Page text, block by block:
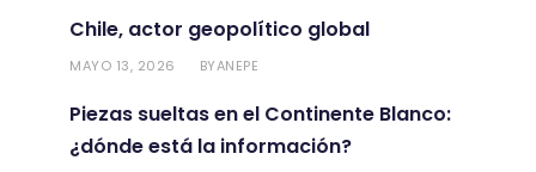
Chile, actor geopolítico global
MAYO 13, 2026 BYANEPE
Piezas sueltas en el Continente Blanco:
¿dónde está la información?